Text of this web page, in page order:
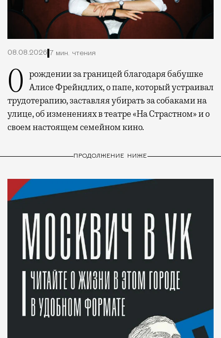
08.08.2026 7 мин. чтения
О рождении за границей благодаря бабушке Алисе Фрейндлих, о папе, который устраивал
трудотерапию, заставляя убирать за собаками на
улице, об изменениях в театре «На Страстном» и о
своем настоящем семейном кино.
ПРОДОЛЖЕНИЕ НИЖЕ